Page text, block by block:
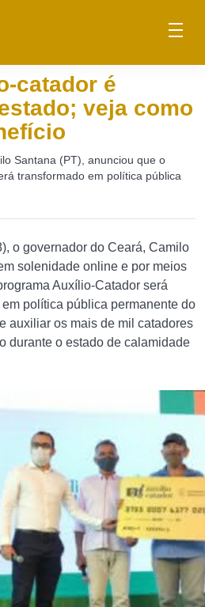
catador é
veja como
Santana (PT), anunciou que o
transformado em política pública
o governador do Ceará, Camilo
solenidade online e por meios
Auxílio-Catador será
política pública permanente do
auxiliar os mais de mil catadores
durante o estado de calamidade